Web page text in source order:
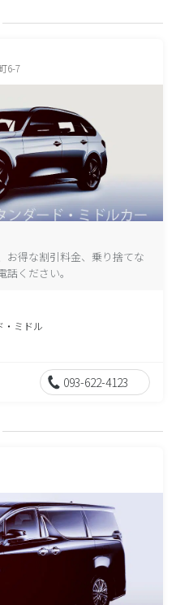
6-7
お得な割引料金、乗り捨てな
ください。
・ミドル
093-622-4123